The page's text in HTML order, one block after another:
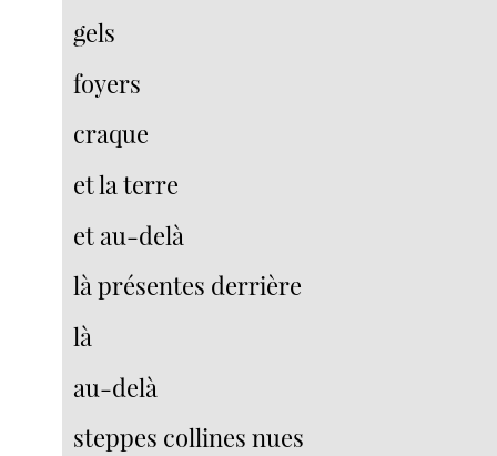
gels
foyers
craque
et la terre
et au-delà
là présentes derrière
là
au-delà
steppes collines nues